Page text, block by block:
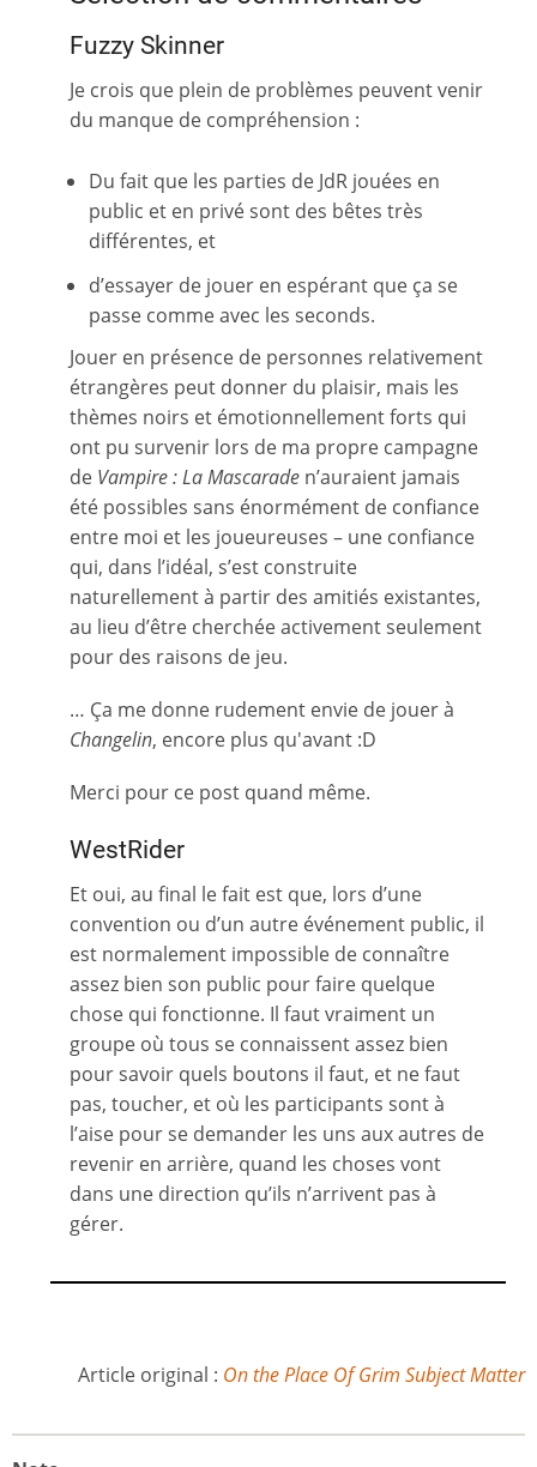
Fuzzy Skinner
Je crois que plein de problèmes peuvent venir
du manque de compréhension :
Du fait que les parties de JdR jouées en
public et en privé sont des bêtes très
différentes, et
d’essayer de jouer en espérant que ça se
passe comme avec les seconds.
Jouer en présence de personnes relativement
étrangères peut donner du plaisir, mais les
thèmes noirs et émotionnellement forts qui
ont pu survenir lors de ma propre campagne
de Vampire : La Mascarade n’auraient jamais
été possibles sans énormément de confiance
entre moi et les joueureuses – une confiance
qui, dans l’idéal, s’est construite
naturellement à partir des amitiés existantes,
au lieu d’être cherchée activement seulement
pour des raisons de jeu.
… Ça me donne rudement envie de jouer à
Changelin, encore plus qu'avant :D
Merci pour ce post quand même.
WestRider
Et oui, au final le fait est que, lors d’une
convention ou d’un autre événement public, il
est normalement impossible de connaître
assez bien son public pour faire quelque
chose qui fonctionne. Il faut vraiment un
groupe où tous se connaissent assez bien
pour savoir quels boutons il faut, et ne faut
pas, toucher, et où les participants sont à
l’aise pour se demander les uns aux autres de
revenir en arrière, quand les choses vont
dans une direction qu’ils n’arrivent pas à
gérer.
Article original : On the Place Of Grim Subject Matter